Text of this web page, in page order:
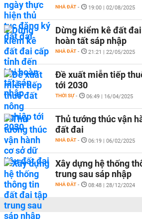
NHÀ ĐẤT - 19:00 | 02/08/2025
Dừng kiểm kê đất
hoàn tất sáp nhập
NHÀ ĐẤT - 21:21 | 22/05/2025
Đề xuất miễn tiếp
tới 2030
THỜI SỰ - 06:49 | 16/04/2025
Thủ tướng thúc vận
đất đai
NHÀ ĐẤT - 06:19 | 06/02/2025
Xây dựng hệ thống
trung sau sáp nhập
NHÀ ĐẤT - 08:48 | 28/12/2024